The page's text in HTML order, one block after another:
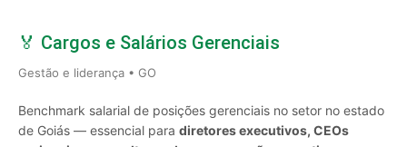
🏅 Cargos e Salários Gerenciais
Gestão e liderança • GO
Benchmark salarial de posições gerenciais no setor no estado
de Goiás — essencial para diretores executivos, CEOs